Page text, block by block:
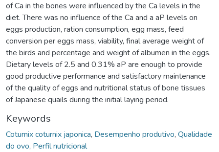
of Ca in the bones were influenced by the Ca levels in the
diet. There was no influence of the Ca and a aP levels on
eggs production, ration consumption, egg mass, feed
conversion per eggs mass, viability, final average weight of
the birds and percentage and weight of albumen in the eggs.
Dietary levels of 2.5 and 0.31% aP are enough to provide
good productive performance and satisfactory maintenance
of the quality of eggs and nutritional status of bone tissues
of Japanese quails during the initial laying period.
Keywords
Coturnix coturnix japonica, Desempenho produtivo, Qualidade
do ovo, Perfil nutricional